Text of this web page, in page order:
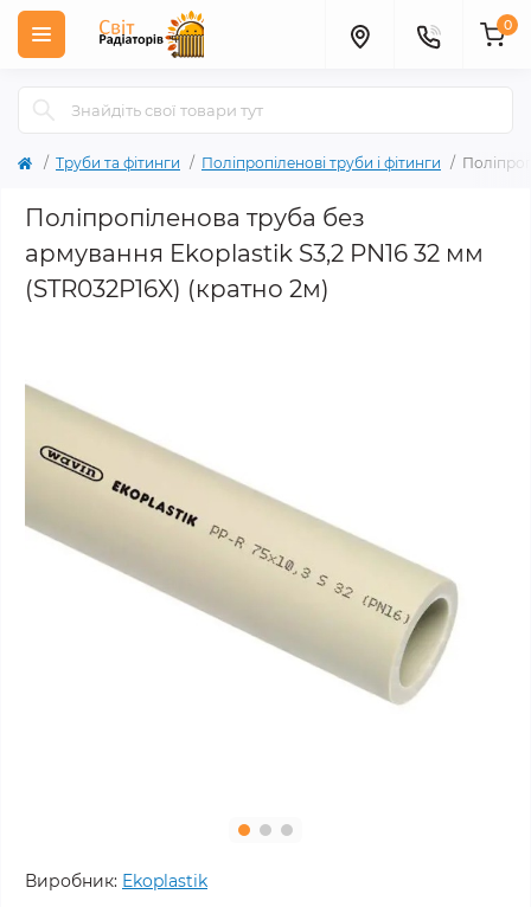
0
Труби та фітинги Поліпропіленові труби і фітинги
Поліпропіленова труба без
армування Ekoplastik S3,2 PN16 32 мм
(STR032P16X) (кратно 2м)
Виробник: Ekoplastik